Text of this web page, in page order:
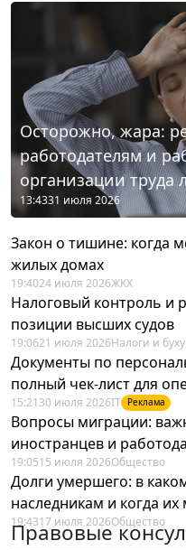
Осторожно, жара:
работодателям и
организации труда
13:4331 июля 2026
Закон о тишине: когда
жилых домах
19:4024 июля 2026ЖКХ
Налоговый контроль и
позиции высших судов
19:0621 июля 2026Налоги и
Документы по
полный чек-лист для
15:21 30 июля 2026IT Реклама
Вопросы миграции:
иностранцев и
19:0515 июля 2026Общество
Долги умершего: в
наследникам и когда
19:4317 июля 2026Общество
Правовые